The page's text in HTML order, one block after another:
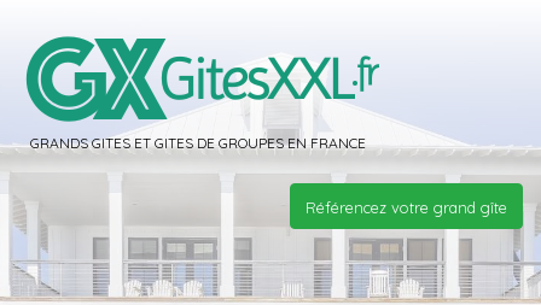
GRANDS GITES ET GITES DE GROUPES EN FRANCE
Référencez votre grand gîte